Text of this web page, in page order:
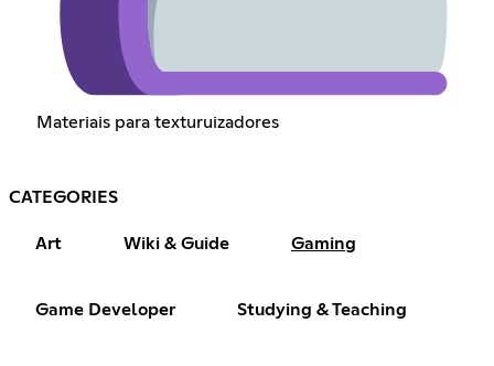
Materiais para texturuizadores
CATEGORIES
Art Wiki & Guide Gaming
Game Developer Studying & Teaching